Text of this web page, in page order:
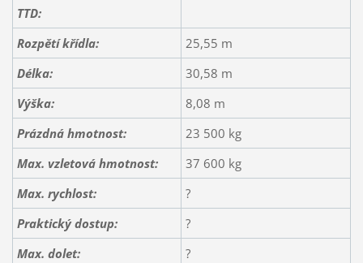
TTD:
Rozpětí křídla:
25,55 m
Délka:
30,58 m
Výška:
8,08 m
Prázdná hmotnost:
23 500 kg
Max. vzletová hmotnost:
37 600 kg
Max. rychlost:
?
Praktický dostup:
?
Max. dolet: ?